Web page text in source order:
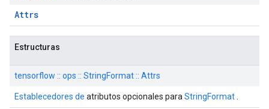
Attrs
Estructuras
tensorflow :: ops :: StringFormat :: Attrs
Establecedores de atributos opcionales para StringFormat